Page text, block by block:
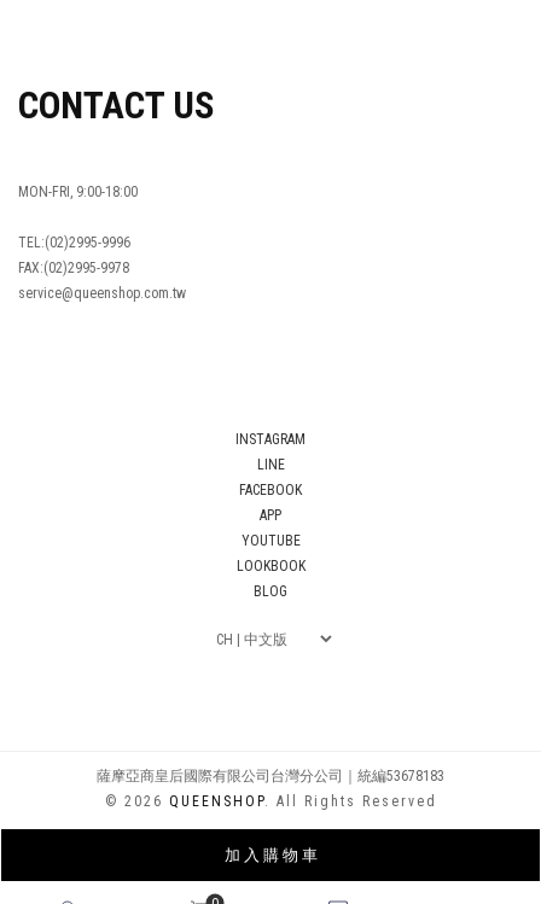
加 入 購 物 車
CONTACT US
MON-FRI, 9:00-18:00
TEL:(02)2995-9996
FAX:(02)2995-9978
service@queenshop.com.tw
INSTAGRAM
LINE
FACEBOOK
APP
YOUTUBE
LOOKBOOK
BLOG
薩摩亞商皇后國際有限公司台灣分公司｜統編53678183
© 2026 QUEENSHOP. All Rights Reserved